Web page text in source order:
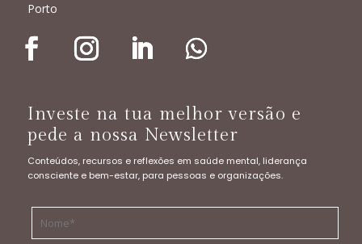
Porto
Investe na tua melhor versão e
pede a nossa Newsletter
Conteúdos, recursos e reflexões em saúde mental, liderança
consciente e bem-estar, para pessoas e organizações.